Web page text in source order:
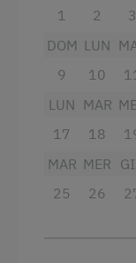
Internet
Attività
Guida
Vista
Forno
Doccia
1
2
3
DOM
9
LUN
10
LUN
17
MAR
18
MAR
25
MER
26